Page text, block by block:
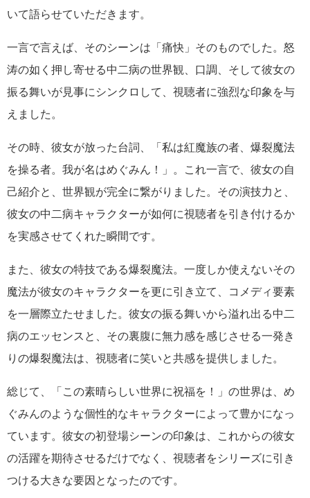
いて語らせていただきます。
一言で言えば、そのシーンは「痛快」そのものでした。怒
涛の如く押し寄せる中二病の世界観、口調、そして彼女の
振る舞いが見事にシンクロして、視聴者に強烈な印象を与
えました。
その時、彼女が放った台詞、「私は紅魔族の者、爆裂魔法
を操る者。我が名はめぐみん！」。これ一言で、彼女の自
己紹介と、世界観が完全に繋がりました。その演技力と、
彼女の中二病キャラクターが如何に視聴者を引き付けるか
を実感させてくれた瞬間です。
また、彼女の特技である爆裂魔法。一度しか使えないその
魔法が彼女のキャラクターを更に引き立て、コメディ要素
を一層際立たせました。彼女の振る舞いから溢れ出る中二
病のエッセンスと、その裏腹に無力感を感じさせる一発き
りの爆裂魔法は、視聴者に笑いと共感を提供しました。
総じて、「この素晴らしい世界に祝福を！」の世界は、め
ぐみんのような個性的なキャラクターによって豊かになっ
ています。彼女の初登場シーンの印象は、これからの彼女
の活躍を期待させるだけでなく、視聴者をシリーズに引き
つける大きな要因となったのです。